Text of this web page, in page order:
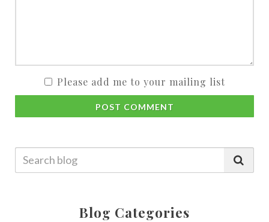
Please add me to your mailing list
POST COMMENT
Blog Categories